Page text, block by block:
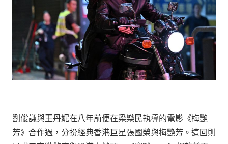
劉俊謙與王丹妮在八年前便在梁樂民執導的電影《梅艷
芳》合作過，分扮經典香港巨星張國榮與梅艷芳。這回則